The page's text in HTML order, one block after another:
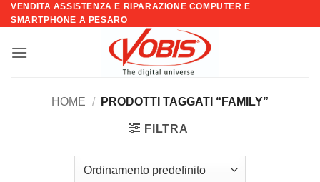
Salta
ai
VENDITA ASSISTENZA E RIPARAZIONE COMPUTER E
SMARTPHONE A PESARO
HOME / PRODOTTI TAGGATI “FAMILY”
FILTRA